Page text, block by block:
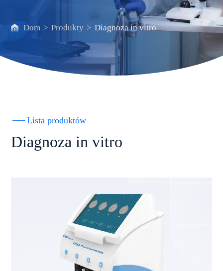
Dom > Produkty > Diagnoza in vitro
Lista produktów
Diagnoza in vitro